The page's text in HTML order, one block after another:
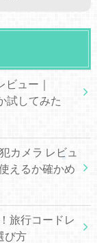
ビュー｜
試してみた
カメラ レビュ
えるか確かめ
旅行コードレ
び方